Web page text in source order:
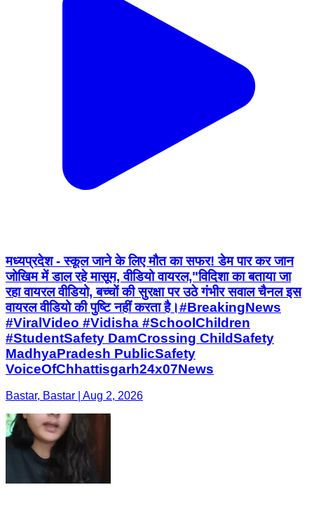
मध्यप्रदेश - स्कूल जाने के लिए मौत का सफर! डेम पार कर जान
जोखिम में डाल रहे मासूम, वीडियो वायरल,"विदिशा का बताया जा
रहा वायरल वीडियो, बच्चों की सुरक्षा पर उठे गंभीर सवाल चैनल इस
वायरल वीडियो की पुष्टि नहीं करता है।#BreakingNews
#ViralVideo #Vidisha #SchoolChildren
#StudentSafety DamCrossing ChildSafety
MadhyaPradesh PublicSafety
VoiceOfChhattisgarh24x07News
Bastar, Bastar | Aug 2, 2026